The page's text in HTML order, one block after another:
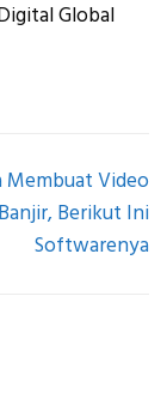
Global
Membuat Video
Berikut Ini
Softwarenya